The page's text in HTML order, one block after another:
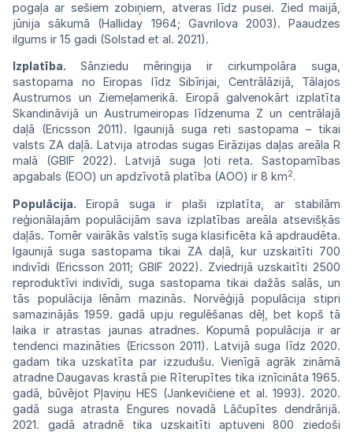
pogaļa ar sešiem zobiņiem, atveras līdz pusei. Zied maijā,
jūnija sākumā (Halliday 1964; Gavrilova 2003).Paaudzes
ilgums ir 15 gadi (Solstad et al. 2021).
Izplatība. Sānziedu mēringija ir cirkumpolāra suga,
sastopama no Eiropas līdz Sibīrijai, Centrālāzijā, Tālajos
Austrumos un Ziemeļamerikā. Eiropā galvenokārt izplatīta
Skandināvijā un Austrumeiropas līdzenuma Zuncentrālajā
daļā
(Ericsson 2011). Igaunijā suga reti sastopama – tikai
valsts ZA daļā. Latvija atrodas sugas Eirāzijas daļas areāla R
malā (GBIF2022).Latvijā suga ļoti reta. Sastopamības
apgabals (EOO) un apdzīvotā platība (AOO) ir 8 km2.
Populācija. Eiropā suga ir plaši izplatīta, ar stabilām
reģionālajām populācijāmsava izplatības areāla atsevišķās
daļās. Tomēr vairākās valstīs suga klasificēta kā apdraudēta.
Igaunijāsuga sastopama tikai ZA daļā, kur uzskaitīti 700
indivīdi (Ericsson 2011; GBIF 2022). Zviedrijā uzskaitīti 2500
reproduktīvi indivīdi, suga sastopama tikai dažās salās, un
tās populācijalēnām mazinās. Norvēģijā populācijastipri
samazinājās 1959. gadā upju regulēšanas dēļ, bet kopš tā
laika ir atrastas jaunas atradnes. Kopumā populācija ir ar
tendenci mazināties (Ericsson 2011). Latvijā suga līdz 2020.
gadam tika uzskatītapar izzudušu. Vienīgā agrāk zināmā
atradneDaugavas krastā pie Rīterupītes tika iznīcināta1965.
gadā,
būvējot Pļaviņu HES (Jankevičienė et al. 1993). 2020.
gadā
suga atrasta Engures novadā Lāčupītes dendrārijā.
2021. gadā atradnē tika uzskaitīti
aptuveni 800
ziedoši